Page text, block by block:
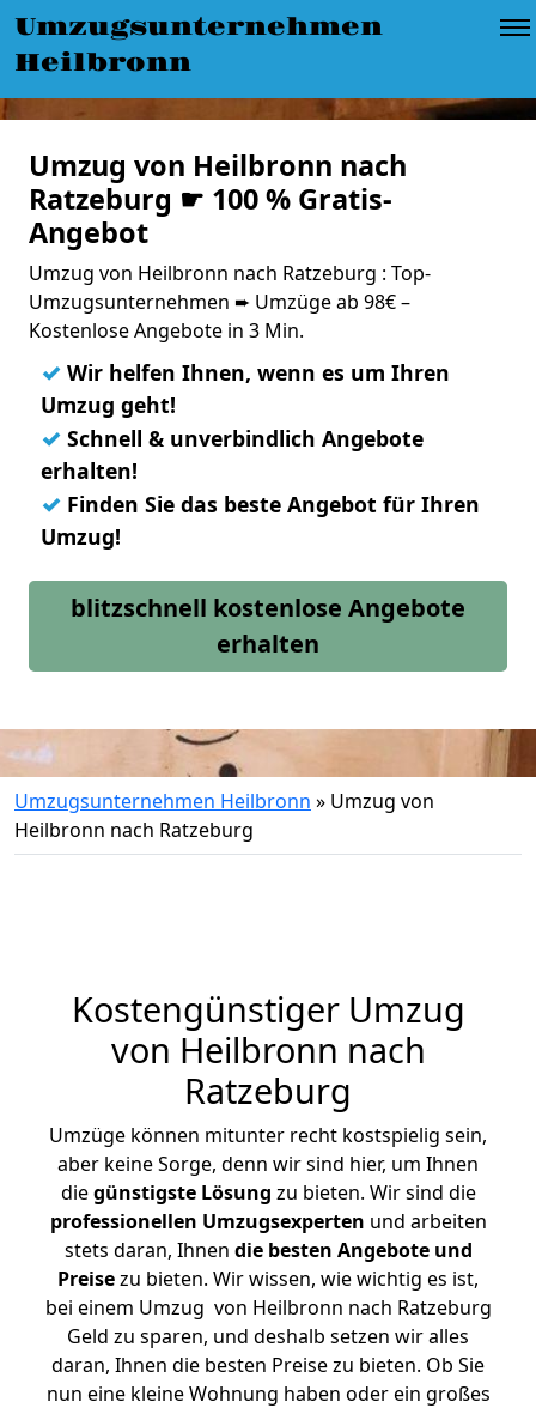
Umzugsunternehmen
Heilbronn
Umzug von Heilbronn nach
Ratzeburg ☛ 100 % Gratis-
Angebot
Umzug von Heilbronn nach Ratzeburg : Top-
Umzugsunternehmen ➨ Umzüge ab 98€ –
Kostenlose Angebote in 3 Min.
✓ Wir helfen Ihnen, wenn es um Ihren
Umzug geht!
✓ Schnell & unverbindlich Angebote
erhalten!
✓ Finden Sie das beste Angebot für Ihren
Umzug!
blitzschnell kostenlose Angebote
erhalten
Umzugsunternehmen Heilbronn » Umzug von
Heilbronn nach Ratzeburg
Kostengünstiger Umzug
von Heilbronn nach
Ratzeburg
Umzüge können mitunter recht kostspielig sein,
aber keine Sorge, denn wir sind hier, um Ihnen
diegünstigste Lösung zu bieten. Wir sind die
professionellen Umzugsexperten und arbeiten
stets daran, Ihnen die besten Angebote und
Preisezu bieten. Wir wissen, wie wichtig es ist,
bei einem Umzug von Heilbronn nach Ratzeburg
Geld zu sparen, und deshalb setzen wir alles
daran, Ihnen die besten Preise zu bieten. Ob Sie
nun eine kleine Wohnung haben oder ein großes